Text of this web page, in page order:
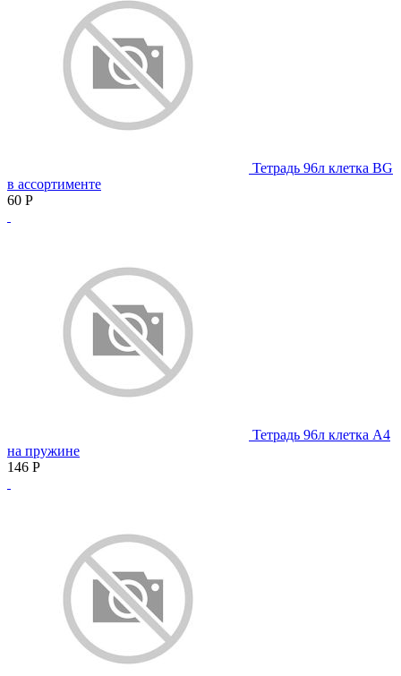
Тетрадь 96л клетка BG
в ассортименте
60 Р
Тетрадь 96л клетка А4
на пружине
146 Р